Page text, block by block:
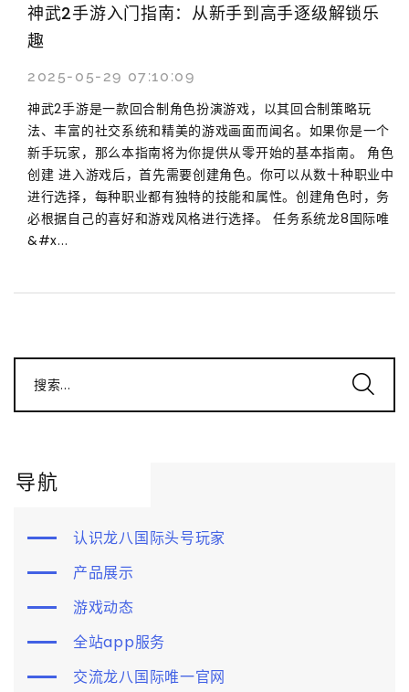
神武2手游入门指南：从新手到高手逐级解锁乐
趣
2025-05-29 07:10:09
神武2手游是一款回合制角色扮演游戏，以其回合制策略玩
法、丰富的社交系统和精美的游戏画面而闻名。如果你是一个
新手玩家，那么本指南将为你提供从零开始的基本指南。 角色
创建 进入游戏后，首先需要创建角色。你可以从数十种职业中
进行选择，每种职业都有独特的技能和属性。创建角色时，务
必根据自己的喜好和游戏风格进行选择。 任务系统龙8国际唯
&#x...
搜索...
导航
认识龙八国际头号玩家
产品展示
游戏动态
全站app服务
交流龙八国际唯一官网